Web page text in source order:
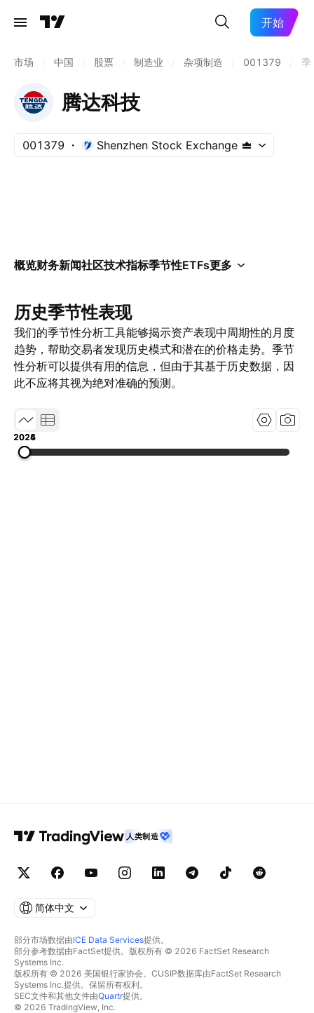
开始
市场 中国 股票 制造业 杂项制造 001379 季
腾达科技
001379 Shenzhen Stock Exchange
概览财务新闻社区技术指标季节性ETFs更多
历史季节性表现
我们的季节性分析工具能够揭示资产表现中周期性的月度
趋势，帮助交易者发现历史模式和潜在的价格走势。季节
性分析可以提供有用的信息，但由于其基于历史数据，因
此不应将其视为绝对准确的预测。
2024
2025
2026
人类制造
简体中文
部分市场数据由ICE Data Services提供。
部分参考数据由FactSet提供。版权所有 © 2026 FactSet Research
Systems Inc.
版权所有 © 2026 美国银行家协会。CUSIP数据库由FactSet Research
Systems Inc.提供。保留所有权利。
SEC文件和其他文件由Quartr提供。
© 2026 TradingView, Inc.